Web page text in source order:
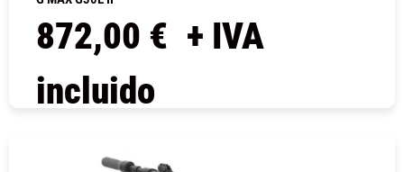
872,00 € + IVA
incluido